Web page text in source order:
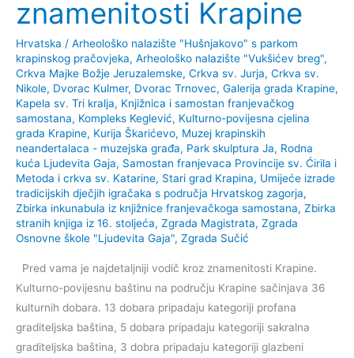
znamenitosti Krapine
Hrvatska / Arheološko nalazište "Hušnjakovo" s parkom
krapinskog pračovjeka, Arheološko nalazište "Vukšićev breg",
Crkva Majke Božje Jeruzalemske, Crkva sv. Jurja, Crkva sv.
Nikole, Dvorac Kulmer, Dvorac Trnovec, Galerija grada Krapine,
Kapela sv. Tri kralja, Knjižnica i samostan franjevačkog
samostana, Kompleks Keglević, Kulturno-povijesna cjelina
grada Krapine, Kurija Škarićevo, Muzej krapinskih
neandertalaca - muzejska građa, Park skulptura Ja, Rodna
kuća Ljudevita Gaja, Samostan franjevaca Provincije sv. Ćirila i
Metoda i crkva sv. Katarine, Stari grad Krapina, Umijeće izrade
tradicijskih dječjih igračaka s područja Hrvatskog zagorja,
Zbirka inkunabula iz knjižnice franjevačkoga samostana, Zbirka
stranih knjiga iz 16. stoljeća, Zgrada Magistrata, Zgrada
Osnovne škole "Ljudevita Gaja", Zgrada Sučić
Pred vama je najdetaljniji vodič kroz znamenitosti Krapine.
Kulturno-povijesnu baštinu na području Krapine sačinjava 36
kulturnih dobara. 13 dobara pripadaju kategoriji profana
graditeljska baština, 5 dobara pripadaju kategoriji sakralna
graditeljska baština, 3 dobra pripadaju kategoriji glazbeni